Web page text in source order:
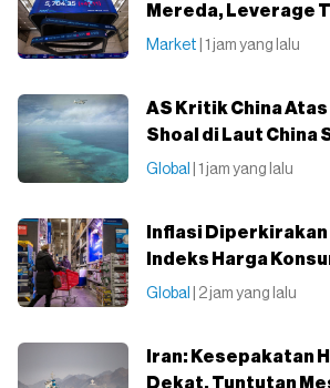
Mereda, Leverage
Market | 1 jam yang lalu
AS Kritik China
Shoal di Laut China
Global | 1 jam yang lalu
Inflasi
Indeks Harga
Global | 2 jam yang lalu
Iran: Kesepakatan
Dekat, Tuntutan